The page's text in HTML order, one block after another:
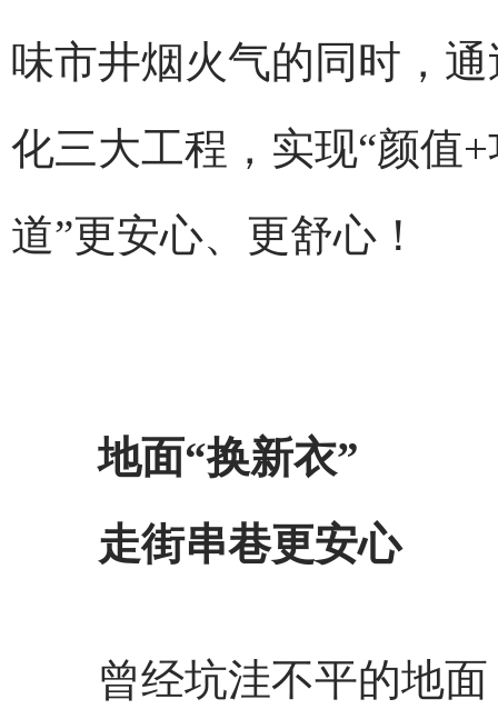
味市井烟火气的同时，
化三大工程，实现“颜值
道”更安心、更舒心！
地面“换新衣”
走街串巷更安心
曾经坑洼不平的地面